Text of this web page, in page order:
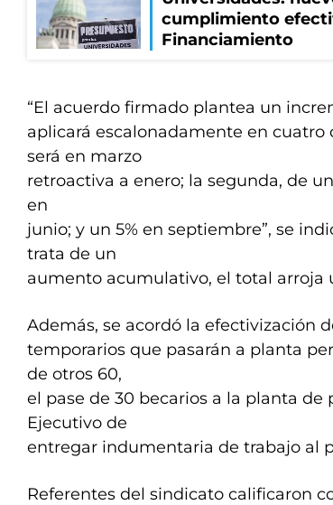
cumplimiento
Financiamiento
“El acuerdo firmado plantea un
aplicará escalonadamente en cuatro
será en marzo
retroactiva a enero; la segunda, de
en
junio; y un 5% en septiembre”, se
trata de un
aumento acumulativo, el total arroja
Además, se acordó la efectivización
temporarios que pasarán a planta
de otros 60,
el pase de 30 becarios a la planta
Ejecutivo de
entregar indumentaria de trabajo al
Referentes del sindicato calificaron